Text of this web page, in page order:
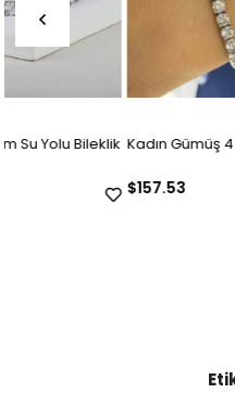
Kadın Gümüş 4 MM Suyolu